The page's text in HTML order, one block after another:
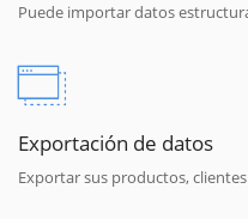
Puede importar datos
Exportación de datos
Exportar sus productos,